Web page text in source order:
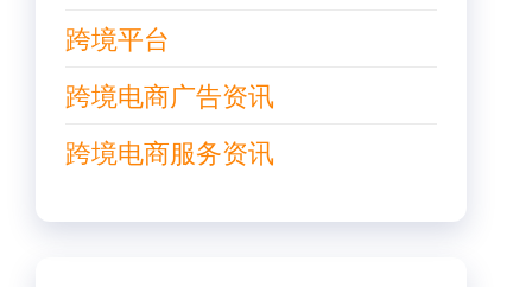
跨境平台
跨境电商广告资讯
跨境电商服务资讯